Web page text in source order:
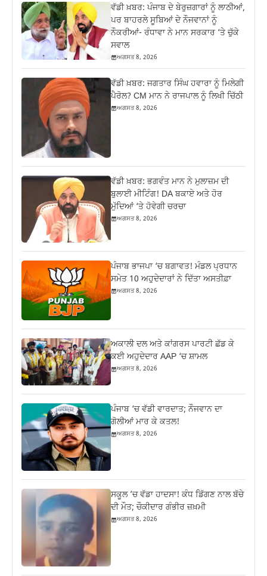
ਵੱਡੀ ਖ਼ਬਰ: ਪੰਜਾਬ ਦੇ ਬੇਰੁਜ਼ਗਾਰਾਂ ਨੂੰ ਲਾਠੀਆਂ,
ਪਰ ਬਾਹਰਲੇ ਸੂਬਿਆਂ ਦੇ ਨੌਜਵਾਨਾਂ ਨੂੰ
ਨੌਕਰੀਆਂ- ਰੰਧਾਵਾ ਨੇ ਮਾਨ ਸਰਕਾਰ ‘ਤੇ ਚੁੱਕੇ
ਸਵਾਲ
ਅਗਸਤ 8, 2026
ਵੱਡੀ ਖ਼ਬਰ: ਜਗਤਾਰ ਸਿੰਘ ਹਵਾਰਾ ਨੂੰ ਮਿਲੇਗੀ
ਪੈਰੋਲ? CM ਮਾਨ ਨੇ ਰਾਜਪਾਲ ਨੂੰ ਲਿਖੀ ਚਿੱਠੀ
ਅਗਸਤ 8, 2026
ਵੱਡੀ ਖ਼ਬਰ: ਭਗਵੰਤ ਮਾਨ ਨੇ ਮੁਲਾਜ਼ਮ ਦੀ
ਬੁਲਾਈ ਮੀਟਿੰਗ! DA ਬਕਾਏ ਅਤੇ ਹੋਰ
ਮੁੱਦਿਆਂ ‘ਤੇ ਹੋਵੇਗੀ ਚਰਚਾ
ਅਗਸਤ 8, 2026
ਪੰਜਾਬ ਭਾਜਪਾ ‘ਚ ਬਗਾਵਤ! ਮੰਡਲ ਪ੍ਰਧਾਨ
ਸਮੇਤ 10 ਅਹੁਦੇਦਾਰਾਂ ਨੇ ਦਿੱਤਾ ਅਸਤੀਫ਼ਾ
ਅਗਸਤ 8, 2026
ਅਕਾਲੀ ਦਲ ਅਤੇ ਕਾਂਗਰਸ ਪਾਰਟੀ ਛੱਡ ਕੇ
ਕਈ ਅਹੁਦੇਦਾਰ AAP ‘ਚ ਸ਼ਾਮਲ
ਅਗਸਤ 8, 2026
ਪੰਜਾਬ ‘ਚ ਵੱਡੀ ਵਾਰਦਾਤ; ਨੌਜਵਾਨ ਦਾ
ਗੋਲੀਆਂ ਮਾਰ ਕੇ ਕਤਲ!
ਅਗਸਤ 8, 2026
ਸਕੂਲ ’ਚ ਵੱਡਾ ਹਾਦਸਾ! ਕੰਧ ਡਿੱਗਣ ਨਾਲ ਬੱਚੇ
ਦੀ ਮੌਤ; ਚੌਕੀਦਾਰ ਗੰਭੀਰ ਜ਼ਖ਼ਮੀ
ਅਗਸਤ 8, 2026